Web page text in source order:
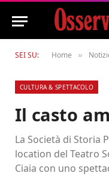
SEI SU: Home »
CULTURA & SPETTACOLO
Il casto
La Società di Storia
location del Teatro
Ciaia con uno